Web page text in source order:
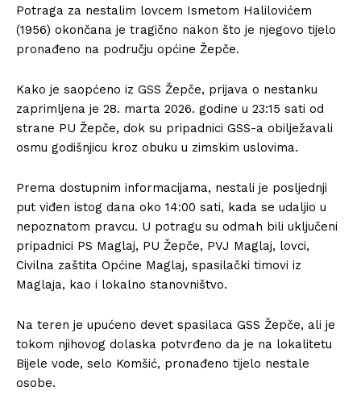
Potraga za nestalim lovcem Ismetom Halilovićem
(1956) okončana je tragično nakon što je njegovo tijelo
pronađeno na području općine Žepče.
Kako je saopćeno iz GSS Žepče, prijava o nestanku
zaprimljena je 28. marta 2026. godine u 23:15 sati od
strane PU Žepče, dok su pripadnici GSS-a obilježavali
osmu godišnjicu kroz obuku u zimskim uslovima.
Prema dostupnim informacijama, nestali je posljednji
put viđen istog dana oko 14:00 sati, kada se udaljio u
nepoznatom pravcu. U potragu su odmah bili uključeni
pripadnici PS Maglaj, PU Žepče, PVJ Maglaj, lovci,
Civilna zaštita Općine Maglaj, spasilački timovi iz
Maglaja, kao i lokalno stanovništvo.
Na teren je upućeno devet spasilaca GSS Žepče, ali je
tokom njihovog dolaska potvrđeno da je na lokalitetu
Bijele vode, selo Komšić, pronađeno tijelo nestale
osobe.